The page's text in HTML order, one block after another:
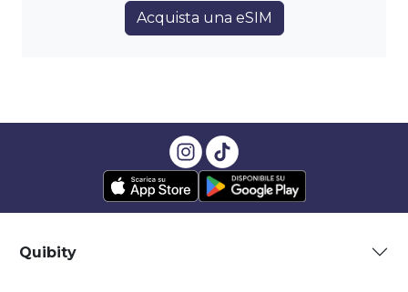
Acquista una eSIM
Quibity